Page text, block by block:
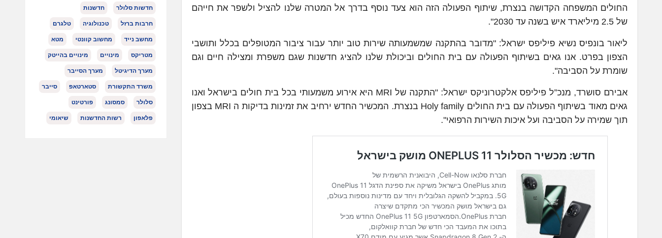
החולים המשפחה הקדושה בנצרת, שיתוף הפעולה הזה הוא צעד נוסף בדרך אל המטרה שלנו להציל ולשפר את חייהם
של 2.5 מיליארד איש בשנה עד 2030".
ליאור בונפיס נשיא פיליפס ישראל: "מדובר בהתקנה שמשמעותה שירות טוב יותר עבור ציבור המטופלים בכלל ותושבי
הצפון בפרט. אנו גאים בשיתוף הפעולה עם בית החולים וביכולת שלנו להציג חדשנות שגם משפרת ומצילה חיים וגם
שומרת על הסביבה".
אבירם סושרד, מנכ”ל פיליפס אלקטרוניקס ישראל: "התקנה של MRI היא אירוע משמעותי בכל בית חולים בישראל ואנו
גאים מאוד בשיתוף הפעולה עם בית החולים Holy family בנצרת. המכשיר החדש ירחיב את זמינות בדיקות ה MRI בצפון
תוך שמירה על הסביבה ועל איכות השירות הרפואי".
חדשות סלולר חדשנות
חרבות ברזל טכנולוגיה טלגרם
מחשב נייד מחשוב קוונטי מטא
מטריקס מינויים מינויים בהייטק
מערך הדיגיטל מערך הסייבר
משרד התקשורת סטארטאפ סייבר
סלולר סמסונג פורטינט
פלאפון רשות החדשנות שיאומי